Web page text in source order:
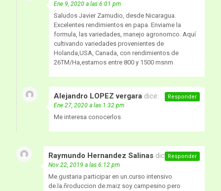
Ene 9, 2020 a las 6:01 pm
Saludos Javier Zamudio, desde Nicaragua.
Excelentes rendimientos en papa. Enviame la
formula, las variedades, manejo agronomco. Aquí
cultivando variedades provenientes de
Holanda,USA, Canada, con rendimientos de
26TM/Ha,estamos entre 800 y 1500 msnm
Alejandro LOPEZ vergara dice:
Ene 27, 2020 a las 1:32 pm
Me interesa conocerlos
Responder
Raymundo Hernandez Salinas dice:
Nov 22, 2019 a las 6:12 pm
Me.gustaria participar en un.curso intensivo
de.la.ñroduccion de.maiz soy campesino pero
Responder